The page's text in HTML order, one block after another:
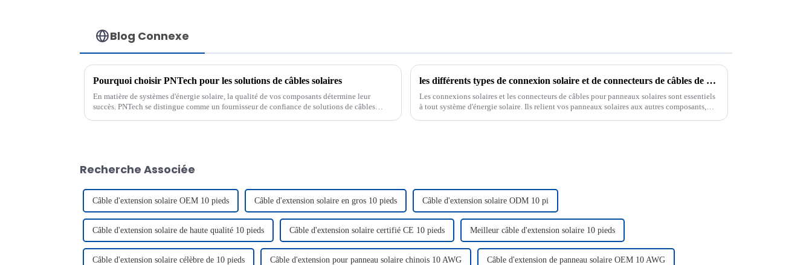
Blog Connexe
Pourquoi choisir PNTech pour les solutions de câbles solaires
En matière de systèmes d'énergie solaire, la qualité de vos composants détermine leur
succès. PNTech se distingue comme un fournisseur de confiance de solutions de câbles
les différents types de connexion solaire et de connecteurs de câbles de panneaux solaires
Les connexions solaires et les connecteurs de câbles pour panneaux solaires sont essentiels
à tout système d'énergie solaire. Ils relient vos panneaux solaires aux autres composants,
Recherche Associée
Câble d'extension solaire OEM 10 pieds Câble d'extension solaire en gros 10 pieds Câble d'extension solaire ODM 10 pi
Câble d'extension solaire de haute qualité 10 pieds Câble d'extension solaire certifié CE 10 pieds Meilleur câble d'extension solaire 10 pieds
Câble d'extension solaire célèbre de 10 pieds Câble d'extension pour panneau solaire chinois 10 AWG Câble d'extension de panneau solaire OEM 10 AWG